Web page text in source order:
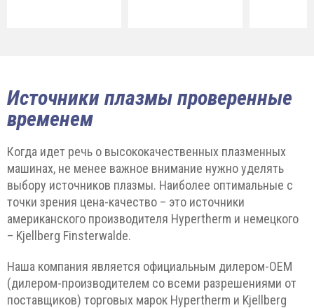
Источники плазмы проверенные
временем
Когда идет речь о высококачественных плазменных
машинах, не менее важное внимание нужно уделять
выбору источников плазмы. Наиболее оптимальные с
точки зрения цена-качество – это источники
американского производителя Hypertherm и немецкого
– Kjellberg Finsterwalde.
Наша компания является официальным дилером-ОЕМ
(дилером-производителем со всеми разрешениями от
поставщиков) торговых марок Hypertherm и Kjellberg